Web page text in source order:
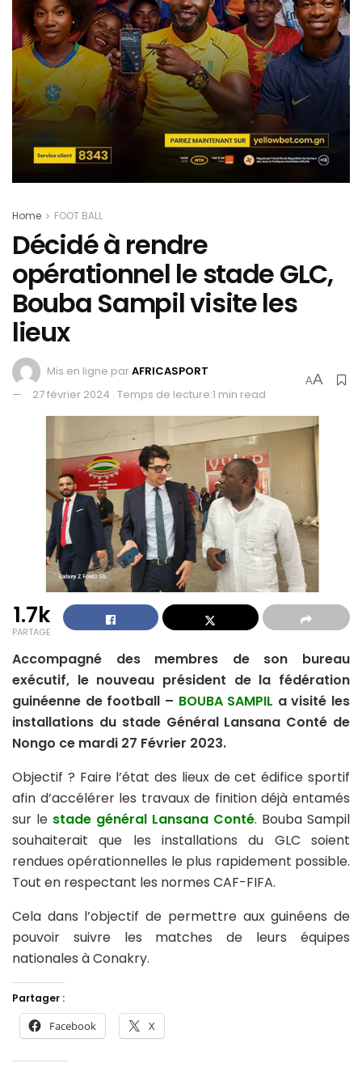
Home FOOT BALL
Décidé à rendre
opérationnel le stade GLC,
Bouba Sampil visite les
lieux
Mis en ligne parAFRICASPORT
27 février 2024 Temps de lecture:1 min read
AA
1.7k
PARTAGE
Accompagné des membres de son bureau
exécutif, le nouveau président de la fédération
guinéenne de football – BOUBA SAMPIL a visité les
installations du stade Général Lansana Conté de
Nongo ce mardi 27 Février 2023.
Objectif ? Faire l’état des lieux de cet édifice sportif
afin d’accélérer les travaux de finition déjà entamés
sur le stade général Lansana Conté. Bouba Sampil
souhaiterait que les installations du GLC soient
rendues opérationnelles le plus rapidement possible.
Tout en respectant les normes CAF-FIFA.
Cela dans l’objectif de permettre aux guinéens de
pouvoir suivre les matches de leurs équipes
nationales à Conakry.
Partager :
Facebook X